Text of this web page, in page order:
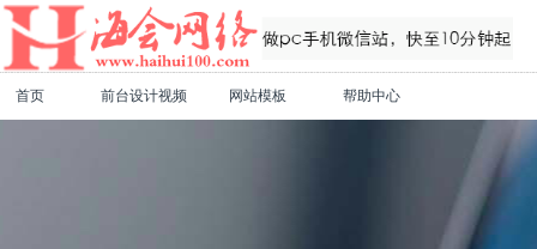
首页 前台设计视频 网站模板 帮助中心